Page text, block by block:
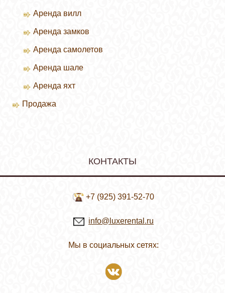
Зимние курорты
Летние курорты
Аренда вилл
Аренда замков
Аренда самолетов
Аренда шале
Аренда яхт
Продажа
КОНТАКТЫ
+7 (925) 391-52-70
info@luxerental.ru
Мы в социальных сетях: